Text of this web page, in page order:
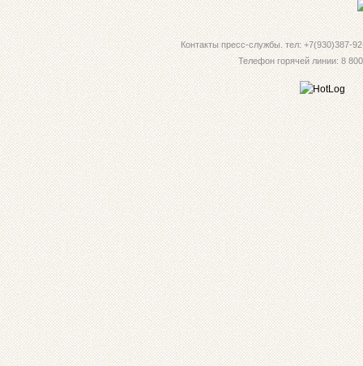
Контакты пресс-службы. тел: +7(930)387-
Телефон горячей линии: 8